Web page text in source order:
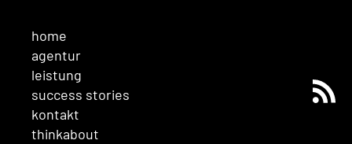
home
agentur
leistung
success stories
kontakt
thinkabout